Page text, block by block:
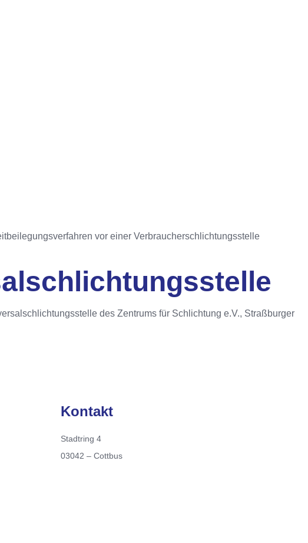
vor einer Verbraucherschlichtungsstelle
des Zentrums für Schlichtung e.V., Straßburger
Kontakt
Stadtring 4
03042 – Cottbus